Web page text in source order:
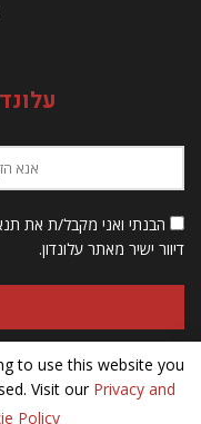
הבנתי ואני מקבל/ת את
דיוור ישיר מאתר עלונדון.
to use this website you
Visit our Privacy and
Policy